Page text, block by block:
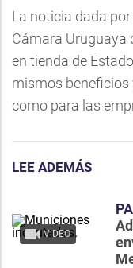
La noticia dada
Cámara Uruguaya
en tienda de
mismos
como para las
LEE ADEMÁS
VIDEO